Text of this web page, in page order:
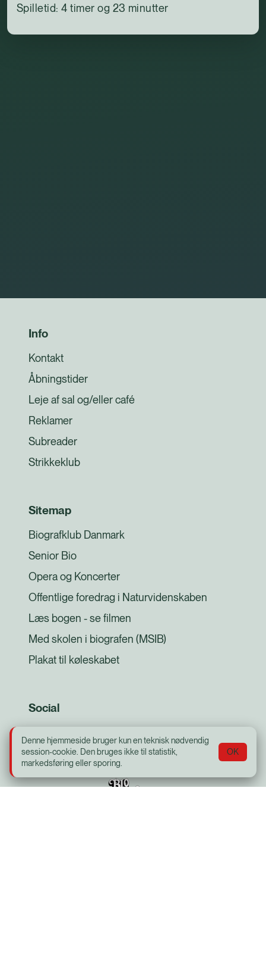
Spilletid: 4 timer og 23 minutter
Info
Kontakt
Åbningstider
Leje af sal og/eller café
Reklamer
Subreader
Strikkeklub
Sitemap
Biografklub Danmark
Senior Bio
Opera og Koncerter
Offentlige foredrag i Naturvidenskaben
Læs bogen - se filmen
Med skolen i biografen (MSIB)
Plakat til køleskabet
Social
Denne hjemmeside bruger kun en teknisk nødvendig
session-cookie. Den bruges ikke til statistik,
markedsføring eller sporing.
OK